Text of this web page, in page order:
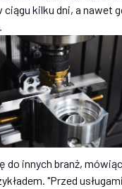
kilku dni, a nawet
do innych branż,
"Przed